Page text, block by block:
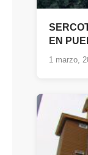
EN
1 marzo,